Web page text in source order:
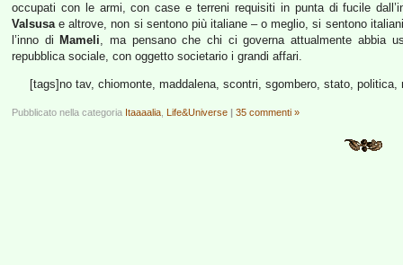
occupati con le armi, con case e terreni requisiti in punta di fucile
Valsusae altrove, non si sentono più italiane – o meglio, si sentono
l’inno di Mameli, ma pensano che chi ci governa attualmente abbia
repubblica sociale, con oggetto societario i grandi affari.
[tags]no tav, chiomonte, maddalena, scontri, sgombero, stato,
Pubblicato nella categoria Itaaaalia Life&Universe | 35 commenti »